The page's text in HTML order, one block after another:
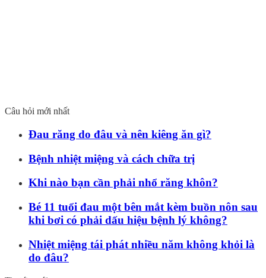
Câu hỏi mới nhất
Đau răng do đâu và nên kiêng ăn gì?
Bệnh nhiệt miệng và cách chữa trị
Khi nào bạn cần phải nhổ răng khôn?
Bé 11 tuổi đau một bên mắt kèm buồn nôn sau
khi bơi có phải dấu hiệu bệnh lý không?
Nhiệt miệng tái phát nhiều năm không khỏi là
do đâu?